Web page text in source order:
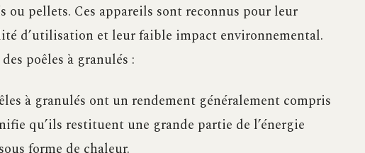
ou pellets. Ces appareils sont reconnus pour leur
d’utilisation et leur faible impact environnemental.
poêles à granulés :
à granulés ont un rendement généralement compris
qu’ils restituent une grande partie de l’énergie